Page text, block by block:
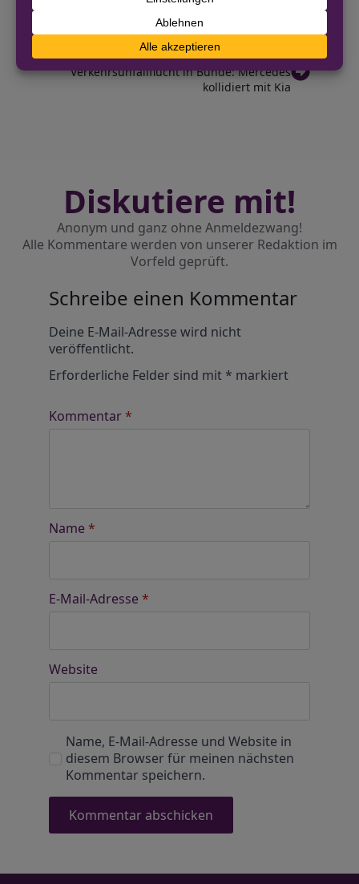
VORHERIGER BEITRAG
Unbekannte dringen in Verkaufsstand ein –
Getränkekisten entwendet
NÄCHSTER BEITRAG
Verkehrsunfallflucht in Bünde: Mercedes
kollidiert mit Kia
Diskutiere mit!
Anonym und ganz ohne Anmeldezwang!
Alle Kommentare werden von unserer Redaktion im
Vorfeld geprüft.
Schreibe einen Kommentar
Deine E-Mail-Adresse wird nicht
veröffentlicht.
Erforderliche Felder sind mit* markiert
Kommentar*
Name *
E-Mail-Adresse *
Website
Name, E-Mail-Adresse und Website in
diesem Browser für meinen nächsten
Kommentar speichern.